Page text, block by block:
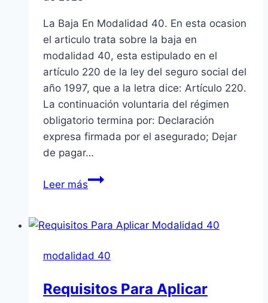
La Baja En Modalidad 40. En esta ocasion
el articulo trata sobre la baja en
modalidad 40, esta estipulado en el
artículo 220 de la ley del seguro social del
año 1997, que a la letra dice: Artículo 220.
La continuación voluntaria del régimen
obligatorio termina por: Declaración
expresa firmada por el asegurado; Dejar
de pagar…
Leer másLa
Modalidad
modalidad 40
Requisitos Para Aplicar